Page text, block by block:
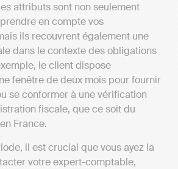
attributs sont non seulement
en compte vos
ils recouvrent également une
dans le contexte des obligations
le client dispose
fenêtre de deux mois pour fournir
se conformer à une vérification
fiscale, que ce soit du
France.
il est crucial que vous ayez la
votre expert-comptable,